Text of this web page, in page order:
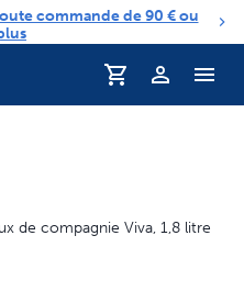
commande de 90 € ou
Profil
de compagnie Viva, 1,8 litre